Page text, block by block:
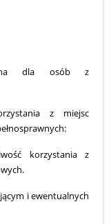
dla osób z
z miejsc
korzystania z
i ewentualnych